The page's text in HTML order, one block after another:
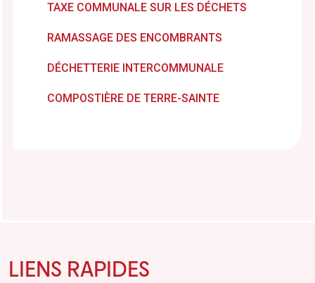
TAXE COMMUNALE SUR LES DÉCHETS
RAMASSAGE DES ENCOMBRANTS
DÉCHETTERIE INTERCOMMUNALE
COMPOSTIÈRE DE TERRE-SAINTE
LIENS RAPIDES